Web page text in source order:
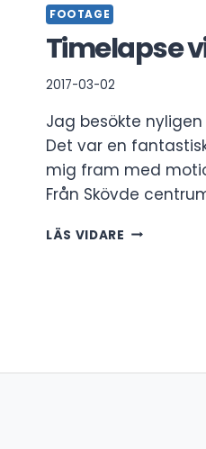
FOOTAGE
Timelapse
2017-03-02
Jag besökte
Det var en
mig fram med
Från Skövde
LÄS VIDARE TIMELAPSE